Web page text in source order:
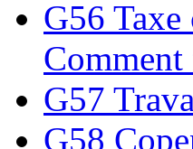
G56
Comment
G57
G58